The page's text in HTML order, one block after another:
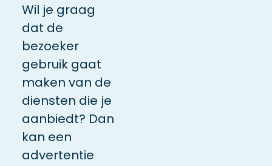
Wil je graag
dat de
bezoeker
gebruik gaat
maken van de
diensten die je
aanbiedt? Dan
kan een
advertentie